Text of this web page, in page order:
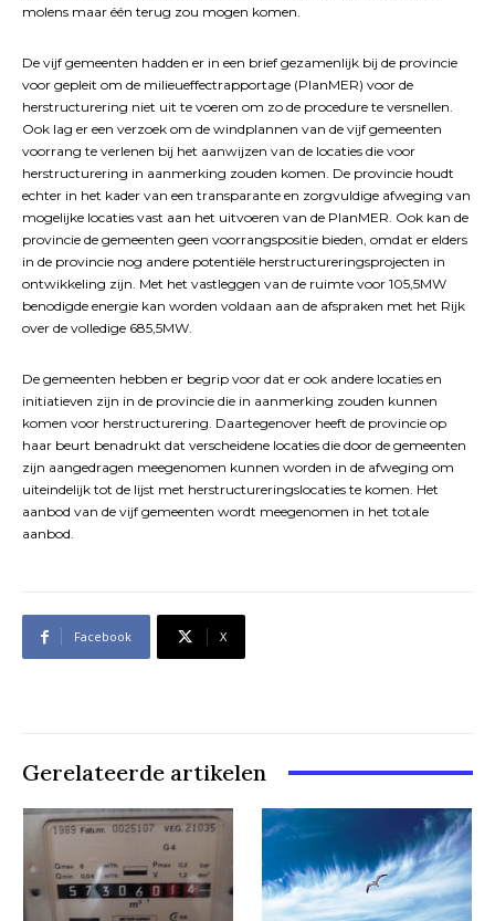
molens maar één terug zou mogen komen.
De vijf gemeenten hadden er in een brief gezamenlijk bij de provincie
voor gepleit om de milieueffectrapportage (PlanMER) voor de
herstructurering niet uit te voeren om zo de procedure te versnellen.
Ook lag er een verzoek om de windplannen van de vijf gemeenten
voorrang te verlenen bij het aanwijzen van de locaties die voor
herstructurering in aanmerking zouden komen. De provincie houdt
echter in het kader van een transparante en zorgvuldige afweging van
mogelijke locaties vast aan het uitvoeren van de PlanMER. Ook kan de
provincie de gemeenten geen voorrangspositie bieden, omdat er elders
in de provincie nog andere potentiële herstructureringsprojecten in
ontwikkeling zijn. Met het vastleggen van de ruimte voor 105,5MW
benodigde energie kan worden voldaan aan de afspraken met het Rijk
over de volledige 685,5MW.
De gemeenten hebben er begrip voor dat er ook andere locaties en
initiatieven zijn in de provincie die in aanmerking zouden kunnen
komen voor herstructurering. Daartegenover heeft de provincie op
haar beurt benadrukt dat verscheidene locaties die door de gemeenten
zijn aangedragen meegenomen kunnen worden in de afweging om
uiteindelijk tot de lijst met herstructureringslocaties te komen. Het
aanbod van de vijf gemeenten wordt meegenomen in het totale
aanbod.
Facebook X
Gerelateerde artikelen